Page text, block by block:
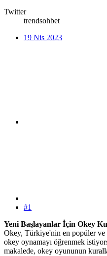
Twitter
trendsohbet
19 Nis 2023
#1
Yeni Başlayanlar İçin Okey
Okey, Türkiye'nin en popüler
okey oynamayı öğrenmek
makalede, okey oyununun